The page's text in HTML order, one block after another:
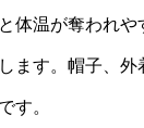
体温が奪われや
ます。帽子、外
す。